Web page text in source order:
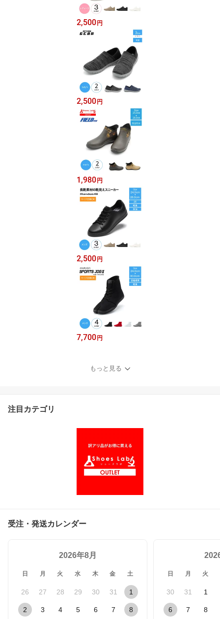
2,500 円
2,500 円
1,980 円
2,500 円
7,700 円
もっと見る
注目カテゴリ
受注・発送カレンダー
2026年8月
日 月 火 水 木 金 土
26 27 28 29 30 31 1
2 3 4 5 6 7 8
日 月 火
30 31 1
6 7 8